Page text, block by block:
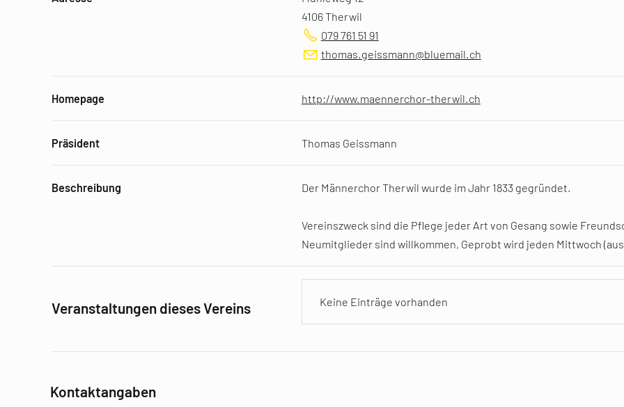
4106 Therwil
079 761 51 91
thomas.geissmann@bluemail.ch
Homepage http://www.maennerchor-therwil.ch
Präsident Thomas Geissmann
Beschreibung Der Männerchor Therwil wurde im Jahr 1833 gegründet.
Vereinszweck sind die Pflege jeder Art von Gesang sowie
Neumitglieder sind willkommen, Geprobt wird jeden Mittwoch
Veranstaltungen dieses Vereins Keine Einträge vorhanden
Kontaktangaben